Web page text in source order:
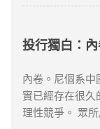
節選自[德]博多·
險，本文筆者及
章更新和刪除的
權問題，請版權
當安排，不便之
投行獨白：
內卷。尼個系中
實已經存在很久
理性競爭。 眾